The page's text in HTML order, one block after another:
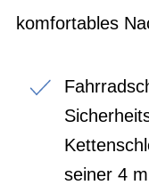
komfortables
seiner 4